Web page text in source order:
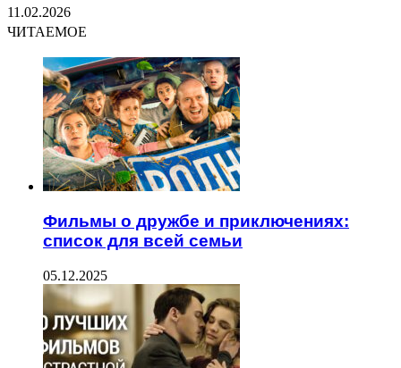
11.02.2026
ЧИТАЕМОЕ
Фильмы о дружбе и приключениях:
список для всей семьи
05.12.2025